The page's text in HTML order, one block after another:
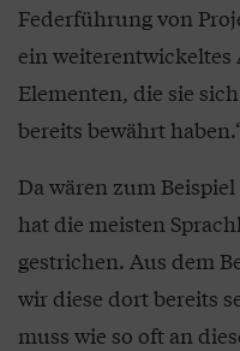
Federführung von
ein weiterentwickeltes
Elementen, die sie
bereits bewährt
Da wären zum
hat die meisten
gestrichen. Aus dem
wir diese dort bereits
muss wie so oft an